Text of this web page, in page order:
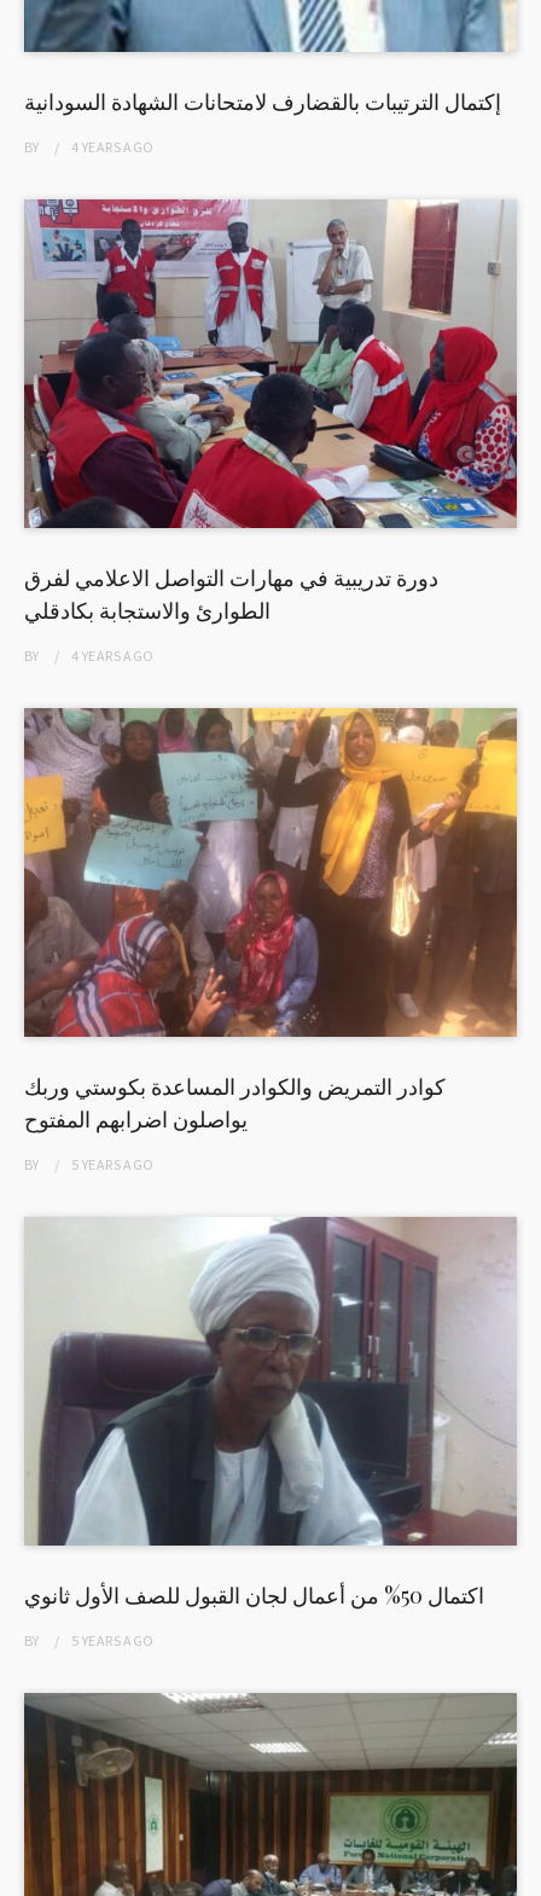
إكتمال الترتيبات بالقضارف لامتحانات الشهادة السودانية
BY 4 YEARSAGO
دورة تدريبية في مهارات التواصل الاعلامي لفرق
الطوارئ والاستجابة بكادقلي
BY 4 YEARSAGO
كوادر التمريض والكوادر المساعدة بكوستي وربك
يواصلون اضرابهم المفتوح
BY 5 YEARSAGO
اكتمال 50% من أعمال لجان القبول للصف الأول ثانوي
BY 5 YEARSAGO